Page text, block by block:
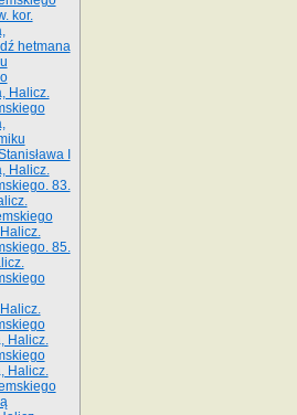
kor.
hetmana
Halicz.
I
Halicz.
83.
85.
Halicz.
Halicz.